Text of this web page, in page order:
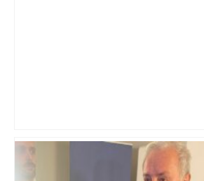
Après la fusion avec la liste PS
Toulouse, le candidat LFI salue "une